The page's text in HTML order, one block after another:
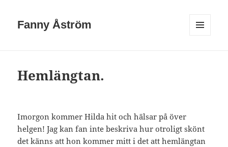
Fanny Åström
Hemlängtan.
Imorgon kommer Hilda hit och hälsar på över
helgen! Jag kan fan inte beskriva hur otroligt skönt
det känns att hon kommer mitt i det att hemlängtan